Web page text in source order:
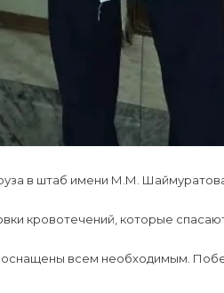
в штаб имени М.М.
кровотечений, которые
всем необходимым.